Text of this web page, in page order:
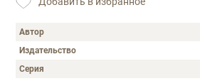
Автор
Издательство
Серия